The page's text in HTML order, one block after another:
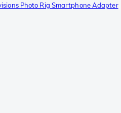
Photo Rig Smartphone Adapter